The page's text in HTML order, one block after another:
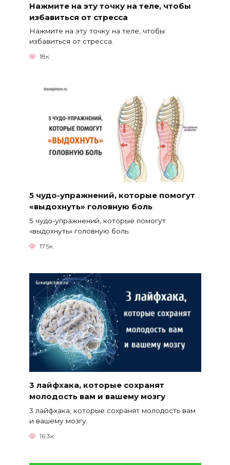
Нажмите на эту точку на теле, чтобы
избавиться от стресса
Нажмите на эту точку на теле, чтобы
избавиться от стресса.
18к.
5 чудо-упражнений, которые помогут
«выдохнуть» головную боль
5 чудо-упражнений, которые помогут
«выдохнуть» головную боль.
17.5к.
3 лайфхака, которые сохранят
молодость вам и вашему мозгу
3 лайфхака, которые сохранят молодость вам
и вашему мозгу.
16.3к.